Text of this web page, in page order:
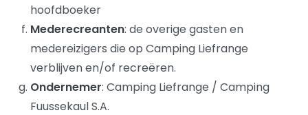
hoofdboeker
Mederecreanten: de overige gasten en
medereizigers die op Camping Liefrange
verblijven en/of recreëren.
Ondernemer: Camping Liefrange / Camping
Fuussekaul S.A.